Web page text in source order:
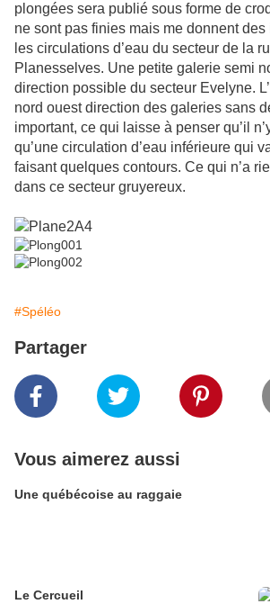
plongées sera publié sous forme de
ne sont pas finies mais me donnent
les circulations d’eau du secteur de la
Planesselves. Une petite galerie semi
direction possible du secteur Evelyne.
nord ouest direction des galeries sans
important, ce qui laisse à penser qu’il
qu’une circulation d’eau inférieure qui
faisant quelques contours. Ce qui n’a
dans ce secteur gruyereux.
#Spéléo
Partager
Vous aimerez aussi
Une québécoise au raggaie
Le Cercueil